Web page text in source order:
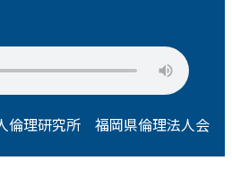
倫理研究所 福岡県倫理法人会